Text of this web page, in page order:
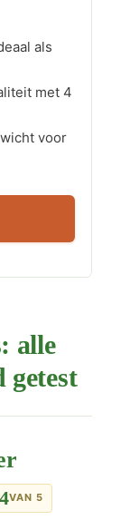
als
met 4
voor
alle
getest
VAN 5